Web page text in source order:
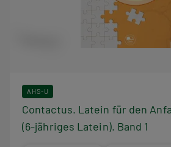
AHS-U
Contactus. Latein für den
(6-jähriges Latein). Band 1